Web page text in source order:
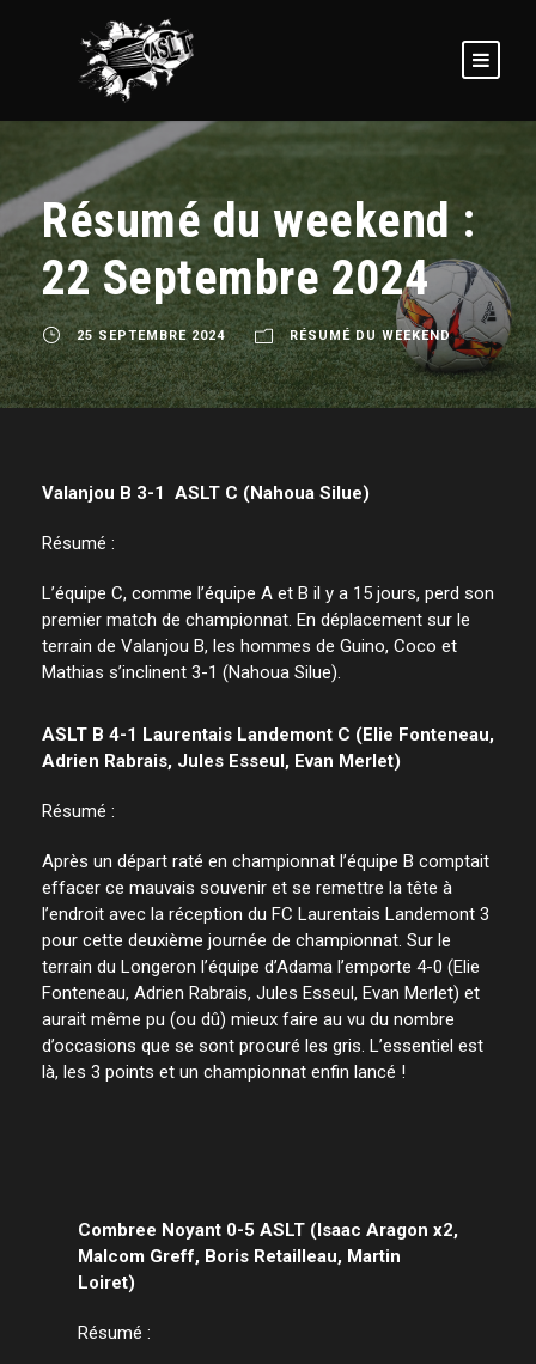
Résumé du weekend :
22 Septembre 2024
25 SEPTEMBRE 2024 RÉSUMÉ DU WEEKEND
Valanjou B 3-1 ASLT C (Nahoua Silue)
Résumé :
L’équipe C, comme l’équipe A et B il y a 15 jours, perd son
premier match de championnat. En déplacement sur le
terrain de Valanjou B, les hommes de Guino, Coco et
Mathias s’inclinent 3-1 (Nahoua Silue).
ASLT B 4-1 Laurentais Landemont C (Elie Fonteneau,
Adrien Rabrais, Jules Esseul, Evan Merlet)
Résumé :
Après un départ raté en championnat l’équipe B comptait
effacer ce mauvais souvenir et se remettre la tête à
l’endroit avec la réception du FC Laurentais Landemont 3
pour cette deuxième journée de championnat. Sur le
terrain du Longeron l’équipe d’Adama l’emporte 4-0 (Elie
Fonteneau, Adrien Rabrais, Jules Esseul, Evan Merlet) et
aurait même pu (ou dû) mieux faire au vu du nombre
d’occasions que se sont procuré les gris. L’essentiel est
là, les 3 points et un championnat enfin lancé !
Combree Noyant 0-5 ASLT (Isaac Aragon x2,
Malcom Greff, Boris Retailleau, Martin
Loiret)
Résumé :